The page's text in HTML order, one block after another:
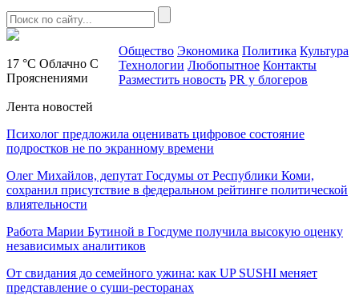
17 °C Облачно С
Прояснениями
Общество Экономика Политика Культура
Технологии Любопытное Контакты
Разместить новость PR у блогеров
Лента новостей
Психолог предложила оценивать цифровое состояние
подростков не по экранному времени
Олег Михайлов, депутат Госдумы от Республики Коми,
сохранил присутствие в федеральном рейтинге политической
влиятельности
Работа Марии Бутиной в Госдуме получила высокую оценку
независимых аналитиков
От свидания до семейного ужина: как UP SUSHI меняет
представление о суши-ресторанах